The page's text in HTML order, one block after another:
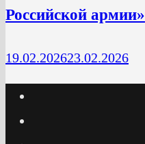
Российской армии»
19.02.202623.02.2026